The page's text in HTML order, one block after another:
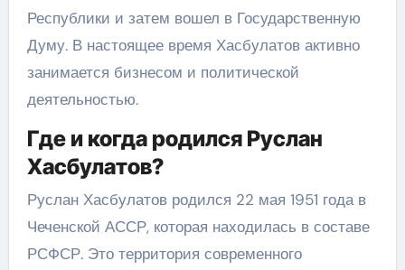
Республики и затем вошел в Государственную
Думу. В настоящее время Хасбулатов активно
занимается бизнесом и политической
деятельностью.
Где и когда родился Руслан
Хасбулатов?
Руслан Хасбулатов родился 22 мая 1951 года в
Чеченской АССР, которая находилась в составе
РСФСР. Это территория современного